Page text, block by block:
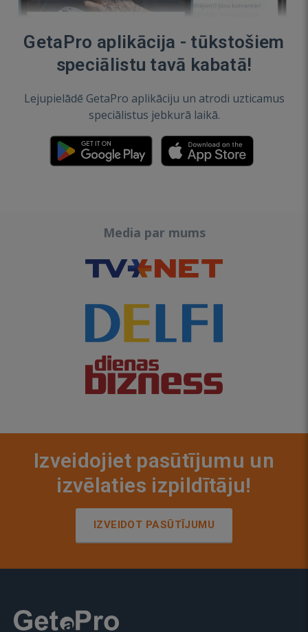
GetaPro aplikācija - tūkstošiem
speciālistu tavā kabatā!
Lejupielādē GetaPro aplikāciju un atrodi uzticamus
speciālistus jebkurā laikā.
Media par mums
Izveidojiet pasūtījumu un
izvēlaties izpildītāju!
IZVEIDOT PASŪTĪJUMU